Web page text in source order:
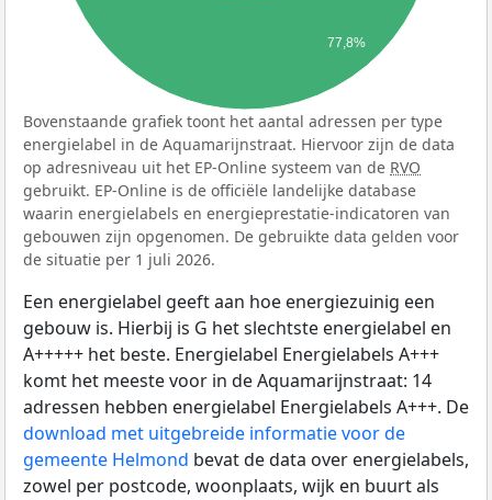
77,8%
Bovenstaande grafiek toont het aantal adressen per type
energielabel in de Aquamarijnstraat. Hiervoor zijn de data
op adresniveau uit het EP-Online systeem van de RVO
gebruikt. EP-Online is de officiële landelijke database
waarin energielabels en energieprestatie-indicatoren van
gebouwen zijn opgenomen. De gebruikte data gelden voor
de situatie per 1 juli 2026.
Een energielabel geeft aan hoe energiezuinig een
gebouw is. Hierbij is G het slechtste energielabel en
A+++++ het beste. Energielabel Energielabels A+++
komt het meeste voor in de Aquamarijnstraat: 14
adressen hebben energielabel Energielabels A+++. De
download met uitgebreide informatie voor de
gemeente Helmond bevat de data over energielabels,
zowel per postcode, woonplaats, wijk en buurt als